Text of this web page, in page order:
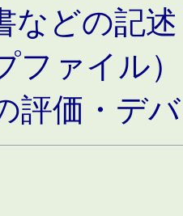
などの記
ファイル）
評価・デ